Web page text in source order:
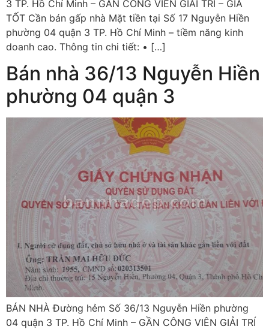
3 TP. Hồ Chí Minh – GẦN CÔNG VIÊN GIẢI TRÍ – GIÁ
TỐT Cần bán gấp nhà Mặt tiền tại Số 17 Nguyễn Hiền
phường 04 quận 3 TP. Hồ Chí Minh – tiềm năng kinh
doanh cao. Thông tin chi tiết: • […]
Bán nhà 36/13 Nguyễn Hiền
phường 04 quận 3
BÁN NHÀ Đường hẻm Số 36/13 Nguyễn Hiền phường
04 quận 3 TP. Hồ Chí Minh – GẦN CÔNG VIÊN GIẢI TRÍ